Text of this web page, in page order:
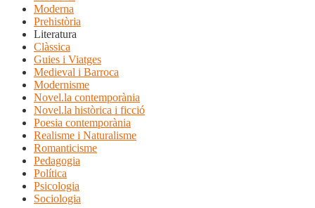
Moderna
Prehistòria
Literatura
Clàssica
Guies i Viatges
Medieval i Barroca
Modernisme
Novel.la contemporània
Novel.la històrica i ficció
Poesia contemporània
Realisme i Naturalisme
Romanticisme
Pedagogia
Política
Psicologia
Sociologia